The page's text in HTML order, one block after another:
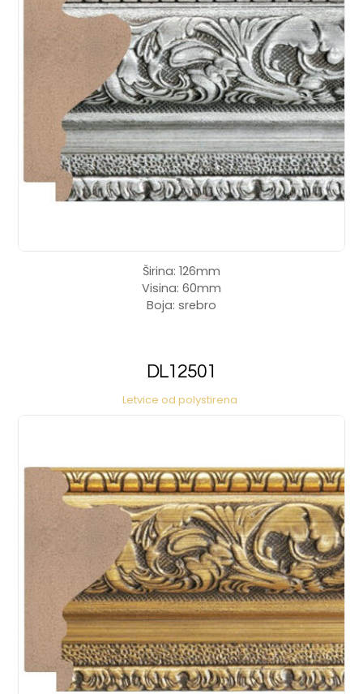
Širina: 126mm
Visina: 60mm
Boja: srebro
DL12501
Letvice od polystirena